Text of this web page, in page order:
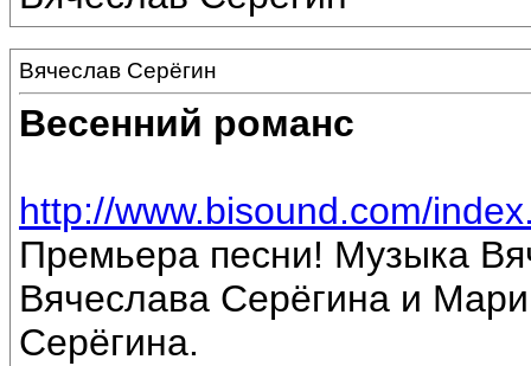
Вячеслав Серёгин
Весенний романс
http://www.bisound.com/
Премьера песни! Музыка
Вячеслава Серёгина и
Серёгина.